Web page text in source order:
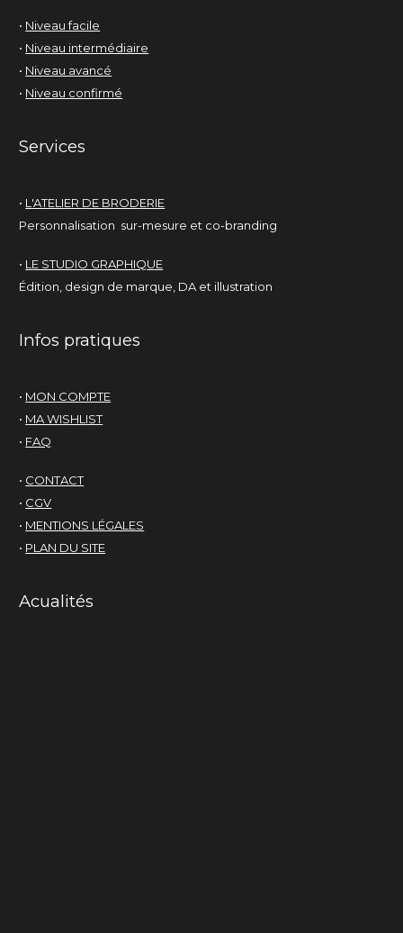
• Niveau facile
• Niveau intermédiaire
• Niveau avancé
• Niveau confirmé
Services
• L'ATELIER DE BRODERIE
Personnalisation sur-mesure et co-branding
• LE STUDIO GRAPHIQUE
Édition, design de marque, DA et illustration
Infos pratiques
• MON COMPTE
• MA WISHLIST
• FAQ
• CONTACT
• CGV
• MENTIONS LÉGALES
• PLAN DU SITE
Acualités